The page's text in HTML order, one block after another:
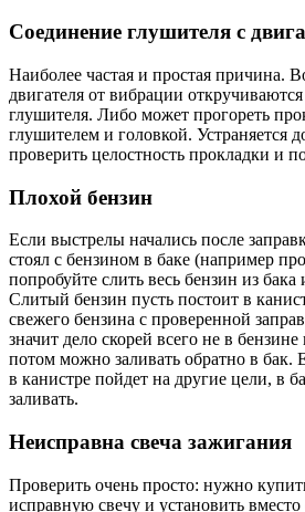
Соединение глушителя с
Наиболее частая и простая причина.
двигателя от вибрации
глушителя. Либо может прогореть
глушителем и головкой. Устраняется
проверить целостность прокладки и
Плохой бензин
Если выстрелы начались после
стоял с бензином в баке (например
попробуйте слить весь бензин из бака
Слитый бензин пусть постоит в
свежего бензина с проверенной
значит дело скорей всего не в
потом можно заливать обратно в
в канистре пойдет на другие цели, в
заливать.
Неисправна свеча зажигания
Проверить очень просто: нужно
исправную свечу и установить